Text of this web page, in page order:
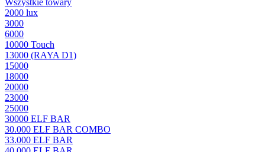
Wszystkie towary
2000 lux
3000
6000
10000 Touch
13000 (RAYA D1)
15000
18000
20000
23000
25000
30000 ELF BAR
30.000 ELF BAR COMBO
33.000 ELF BAR